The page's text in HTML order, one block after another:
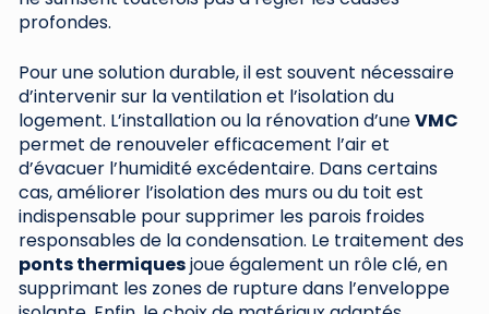
profondes.
Pour une solution durable, il est souvent nécessaire
d’intervenir sur la ventilation et l’isolation du
logement. L’installation ou la rénovation d’uneVMC
permet de renouveler efficacement l’air et
d’évacuer l’humidité excédentaire. Dans certains
cas, améliorer l’isolation des murs ou du toit est
indispensable pour supprimer les parois froides
responsables de la condensation. Le traitement des
ponts thermiquesjoue également un rôle clé, en
supprimant les zones de rupture dans l’enveloppe